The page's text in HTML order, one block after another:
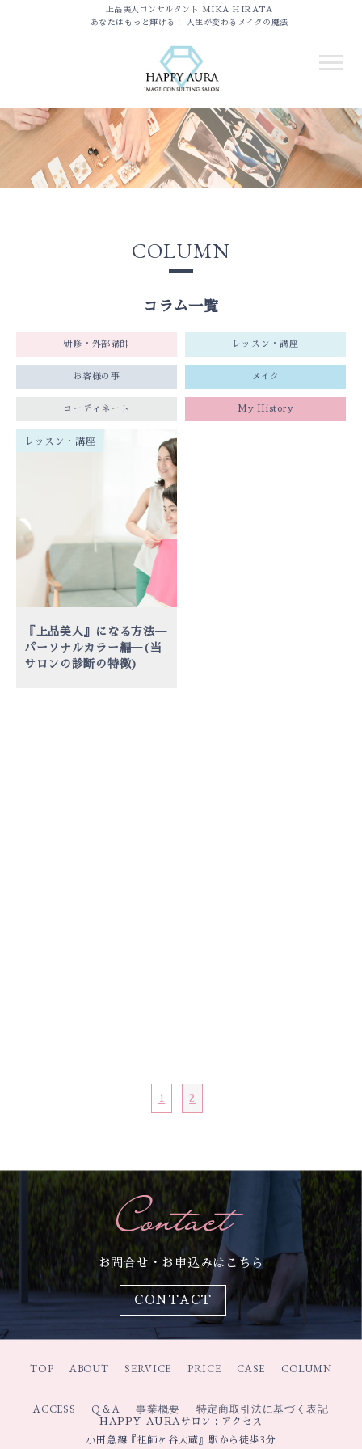
上品美人コンサルタント MIKA HIRATA
あなたはもっと輝ける！ 人生が変わるメイクの魔法
COLUMN
コラム一覧
研修・外部講師 レッスン・講座
お客様の事 メイク
コーディネート My History
レッスン・講座
『上品美人』になる方法―
パーソナルカラー編―(当
サロンの診断の特徴)
1 2
お問合せ・お申込みはこちら
CONTACT
HAPPY AURAサロン：アクセス
小田急線『祖師ヶ谷大蔵』駅から徒歩3分
TOP ABOUT SERVICE PRICE CASE COLUMN
ACCESS Q＆A 事業概要 特定商取引法に基づく表記